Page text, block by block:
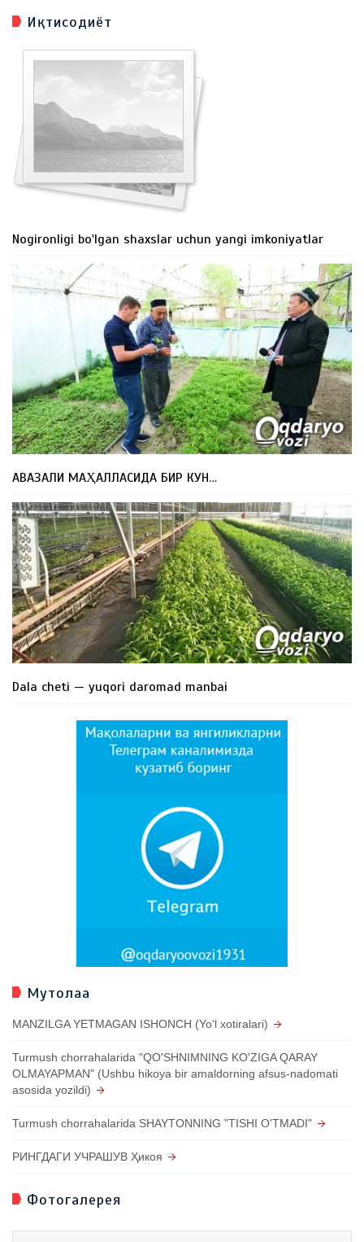
Иқтисодиёт
Nogironligi bo'lgan shaxslar uchun yangi imkoniyatlar
АВАЗАЛИ МАҲАЛЛАСИДА БИР КУН…
Dala cheti — yuqori daromad manbai
Мутолаа
MANZILGA YETMAGAN ISHONCH (Yo'l xotiralari)
Turmush chorrahalarida "QO'SHNIMNING KO'ZIGA QARAY
OLMAYAPMAN" (Ushbu hikoya bir amaldorning afsus-nadomati
asosida yozildi)
Turmush chorrahalarida SHAYTONNING "TISHI O'TMADI"
РИНГДАГИ УЧРАШУВ Ҳикоя
Фотогалерея